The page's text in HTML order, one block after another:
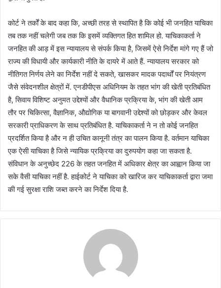
कोर्ट ने तर्कों के बाद कहा कि, अच्छी तरह से स्थापित है कि कोई भी जनहित याचिका
तब तक नहीं चलेगी जब तक कि इसमें व्यक्तिगत हित शामिल हो. याचिकाकर्ता ने
जनहित की आड़ में इस न्यायालय से संपर्क किया है, जिसमें ऐसे निर्देश मांगे गए हैं जो
राज्य की विधायी और कार्यकारी नीति के दायरे में आते हैं. न्यायालय सरकार को
नीतिगत निर्णय लेने का निर्देश नहीं दे सकते, खासकर मादक पदार्थों पर नियंत्रण
जैसे संवेदनशील क्षेत्रों में. एनडीपीएस अधिनियम के तहत भांग की खेती प्रतिबंधित
है, सिवाय विशिष्ट अनुमत उद्देश्यों और वैधानिक प्रक्रिया के, भांग की खेती आम
तौर पर चिकित्सा, वैज्ञानिक, औद्योगिक या बागवानी उद्देश्यों को छोड़कर और केवल
सरकारी प्राधिकरण के साथ प्रतिबंधित है. याचिकाकर्ता ने न तो कोई जनहित
प्रदर्शित किया है और न ही उचित कानूनी तंत्र का पालन किया है. वर्तमान याचिका
एक ऐसी याचिका है जिसे न्यायिक प्रक्रिया का दुरुपयोग कहा जा सकता है.
संविधान के अनुच्छेद 226 के तहत जनहित में अधिकार क्षेत्र का आह्वान किया जा
सके वैसी याचिका नहीं है. हाईकोर्ट ने याचिका को खारिज कर याचिकाकर्ता द्वारा जमा
की गई सुरक्षा राशि जब्त करने का निर्देश दिया है.